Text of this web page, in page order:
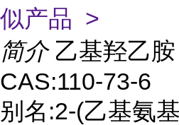
似产品 >
简介 乙基羟乙胺
CAS:110-73-6
别名:2-(乙基氨